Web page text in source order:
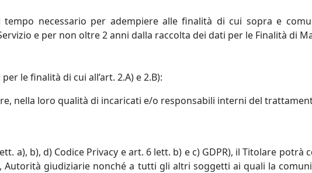
necessario per adempiere alle finalità di cui sopra e
e per non oltre 2 anni dalla raccolta dei dati per le Finalità di
le finalità di cui all’art. 2.A) e 2.B):
nella loro qualità di incaricati e/o responsabili interni del
a), b), d) Codice Privacy e art. 6 lett. b) e c) GDPR), il Titolare
Autorità giudiziarie nonché a tutti gli altri soggetti ai quali la